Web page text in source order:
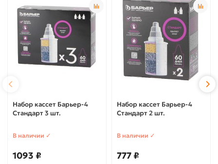
Набор кассет Барьер-4
Стандарт 3 шт.
В наличии ✓
1093 ₽
Набор кассет Барьер-4
Стандарт 2 шт.
В наличии ✓
777 ₽